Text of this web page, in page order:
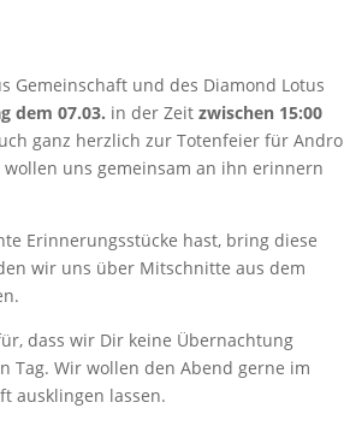
Gemeinschaft und des Diamond Lotus
dem 07.03. in der Zeit zwischen 15:00
ganz herzlich zur Totenfeier für Andro
uns gemeinsam an ihn erinnern
Erinnerungsstücke hast, bring diese
wir uns über Mitschnitte aus dem
dass wir Dir keine Übernachtung
Tag. Wir wollen den Abend gerne im
ausklingen lassen.